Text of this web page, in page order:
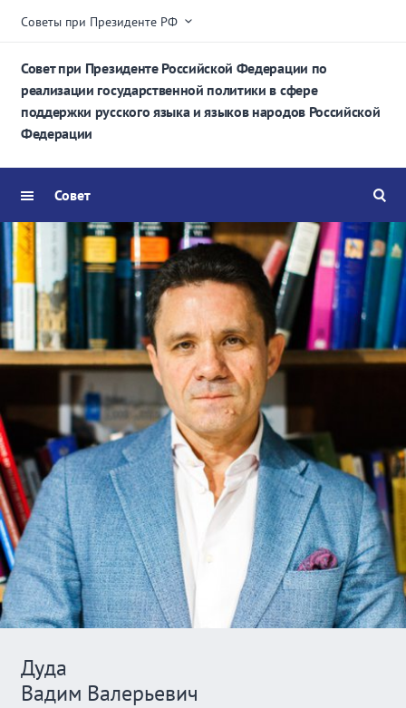
Советы при Президенте РФ
Совет при Президенте Российской Федерации по
реализации государственной политики в сфере
поддержки русского языка и языков народов Российской
Федерации
Совет
Дуда
Вадим Валерьевич